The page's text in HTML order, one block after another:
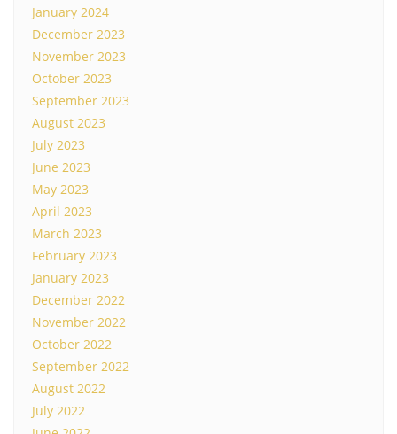
January 2024
December 2023
November 2023
October 2023
September 2023
August 2023
July 2023
June 2023
May 2023
April 2023
March 2023
February 2023
January 2023
December 2022
November 2022
October 2022
September 2022
August 2022
July 2022